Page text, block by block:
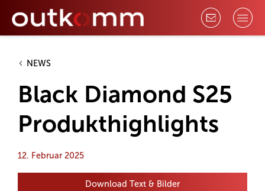
NEWS
Black Diamond S25
Produkthighlights
12. Februar 2025
Download Text & Bilder